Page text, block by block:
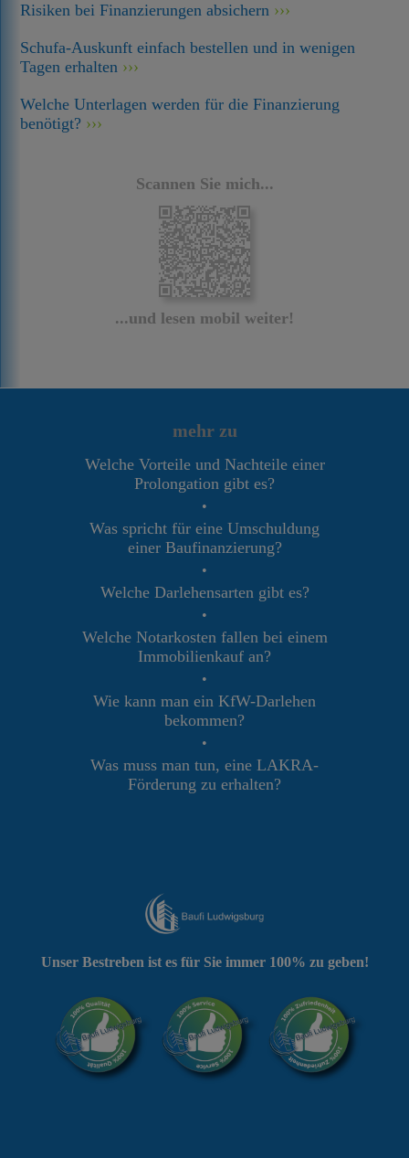
Risiken bei Finanzierungen absichern
Schufa-Auskunft einfach bestellen und in wenigen
Tagen erhalten
Welche Unterlagen werden für die Finanzierung
benötigt?
Scannen Sie mich...
...und lesen mobil weiter!
mehr zu
Welche Vorteile und Nachteile einer
Prolongation gibt es?
•
Was spricht für eine Umschuldung
einer Baufinanzierung?
•
Welche Darlehensarten gibt es?
•
Welche Notarkosten fallen bei einem
Immobilienkauf an?
•
Wie kann man ein KfW-Darlehen
bekommen?
•
Was muss man tun, eine LAKRA-
Förderung zu erhalten?
Unser Bestreben ist es für Sie immer 100% zu geben!